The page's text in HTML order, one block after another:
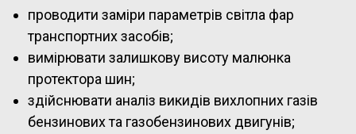
проводити заміри параметрів світла фар
транспортних засобів;
вимірювати залишкову висоту малюнка
протектора шин;
здійснювати аналіз викидів вихлопних газів
бензинових та газобензинових двигунів;